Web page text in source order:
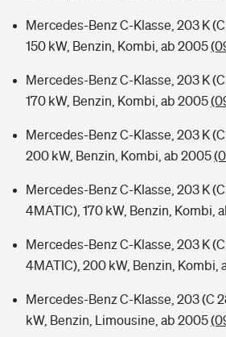
Mercedes-Benz C-Klasse, 203 K
150 kW, Benzin, Kombi, ab 2005
Mercedes-Benz C-Klasse, 203 K
170 kW, Benzin, Kombi, ab 2005
Mercedes-Benz C-Klasse, 203 K
200 kW, Benzin, Kombi, ab 2005
Mercedes-Benz C-Klasse, 203 K
4MATIC), 170 kW, Benzin, Kombi,
Mercedes-Benz C-Klasse, 203 K
4MATIC), 200 kW, Benzin, Kombi,
Mercedes-Benz C-Klasse, 203 (C
kW, Benzin, Limousine, ab 2005